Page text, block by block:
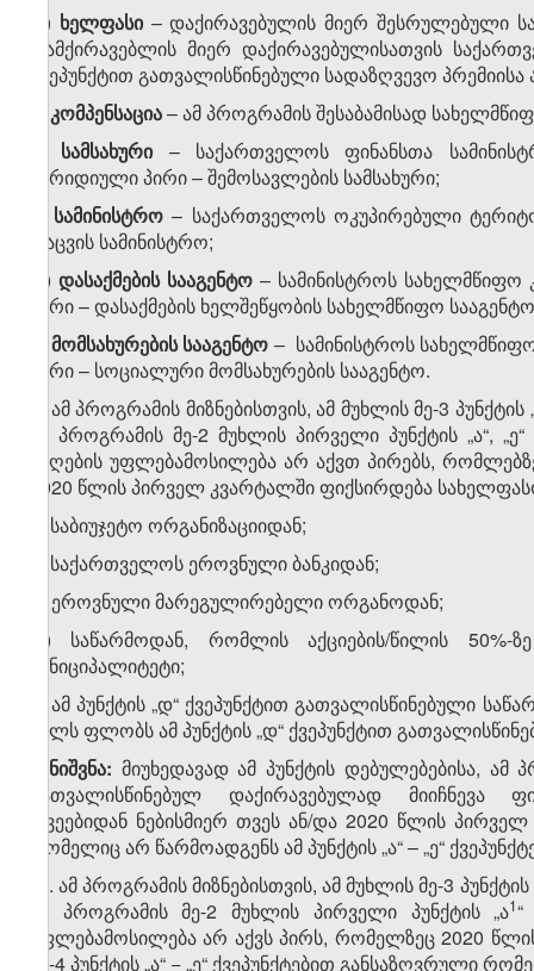
დ) ხელფასი– დაქირავებულის მიერ შესრულებული
დამქირავებლის მიერ დაქირავებულისათვის
ქვეპუნქტით გათვალისწინებული სადაზღვევო პრემიისა
კომპენსაცია– ამ პროგრამის შესაბამისად
სამსახური– საქართველოს ფინანსთა
იურიდიული პირი – შემოსავლების სამსახური;
სამინისტრო – საქართველოს ოკუპირებული
დაცვის სამინისტრო;
თ) დასაქმების სააგენტო – სამინისტროს
პირი – დასაქმების ხელშეწყობის სახელმწიფო
მომსახურების სააგენტო – სამინისტროს
პირი – სოციალური მომსახურების სააგენტო.
4. ამ პროგრამის მიზნებისთვის, ამ მუხლის მე-3
ამ პროგრამის მე-2 მუხლის პირველი პუნქტის „ა“,
მიღების უფლებამოსილება არ აქვთ პირებს,
2020 წლის პირველ კვარტალში ფიქსირდება
ა) საბიუჯეტო ორგანიზაციიდან;
ბ) საქართველოს ეროვნული ბანკიდან;
გ) ეროვნული მარეგულირებელი ორგანოდან;
დ) საწარმოდან, რომლის აქციების/წილის
მუნიციპალიტეტი;
ე) ამ პუნქტის „დ“ ქვეპუნქტით გათვალისწინებული
წილს ფლობს ამ პუნქტის „დ“ ქვეპუნქტით
შენიშვნა: მიუხედავად ამ პუნქტის დებულებებისა, ამ
გათვალისწინებულ დაქირავებულად
თვეებიდან ნებისმიერ თვეს ან/და 2020 წლის
რომელიც არ წარმოადგენს ამ პუნქტის „ა“ – „ე“
. ამ პროგრამის მიზნებისთვის, ამ მუხლის მე-3
ამ პროგრამის მე-2 მუხლის პირველი პუნქტის „ა​1“
უფლებამოსილება არ აქვს პირს, რომელზეც 2020
მე-4 პუნქტის „ა“ − „ე“ ქვეპუნქტებით განსაზღვრული